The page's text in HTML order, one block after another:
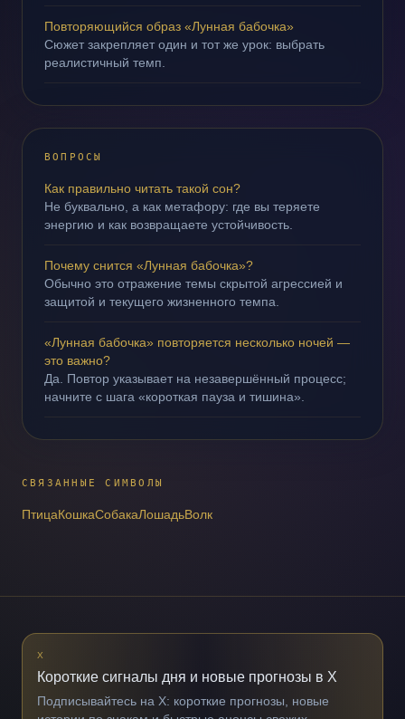
Повторяющийся образ «Лунная бабочка»
Сюжет закрепляет один и тот же урок: выбрать
реалистичный темп.
ВОПРОСЫ
Как правильно читать такой сон?
Не буквально, а как метафору: где вы теряете
энергию и как возвращаете устойчивость.
Почему снится «Лунная бабочка»?
Обычно это отражение темы скрытой агрессией и
защитой и текущего жизненного темпа.
«Лунная бабочка» повторяется несколько ночей —
это важно?
Да. Повтор указывает на незавершённый процесс;
начните с шага «короткая пауза и тишина».
СВЯЗАННЫЕ СИМВОЛЫ
ПтицаКошкаСобакаЛошадьВолк
X
Короткие сигналы дня и новые прогнозы в X
Подписывайтесь на X: короткие прогнозы, новые